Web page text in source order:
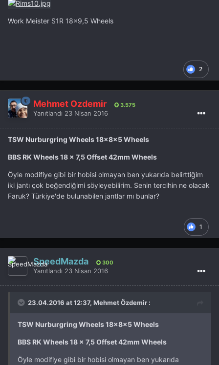
Work Meister S1R 18x9,5 Wheels
2
Mehmet Özdemir 3.575
Yanıtlandı 23 Nisan 2016
TSW Nurburgring Wheels 18x8x5 Wheels
BBS RK Wheels 18 x 7,5 Offset 42mm Wheels
Öyle modifiye gibi bir hobisi olmayan ben yukarıda belirttiğim
iki jantı çok beğendiğimi söyleyebilirim. Senin tercihin ne olacak
Faruk? Türkiye'de bulunabilen jantlar mı bunlar?
1
SpeedMazda 300
Yanıtlandı 23 Nisan 2016
23.04.2016 at 12:37, Mehmet Özdemir :
TSW Nurburgring Wheels 18x8x5 Wheels
BBS RK Wheels 18 x 7,5 Offset 42mm Wheels
Öyle modifiye gibi bir hobisi olmayan ben yukarıda